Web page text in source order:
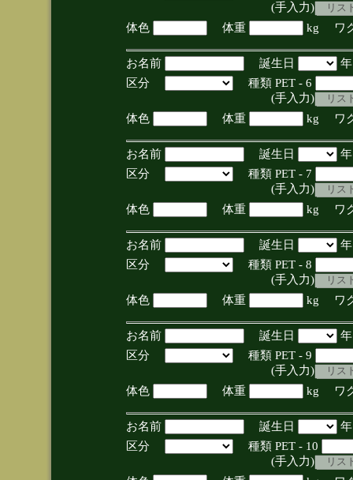
(手入力)
体色
体重 kg ワ
お名前 誕生日
区分
種類 PET - 6
(手入力)
体色
体重 kg ワ
お名前 誕生日
区分
種類 PET - 7
(手入力)
体色
体重 kg ワ
お名前 誕生日
区分
種類 PET - 8
(手入力)
体色
体重 kg ワ
お名前 誕生日
区分
種類 PET - 9
(手入力)
体色
体重 kg ワ
お名前 誕生日
区分
種類 PET - 10
(手入力)